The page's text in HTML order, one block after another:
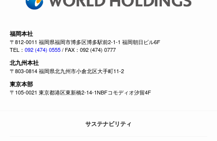
福岡本社
〒812-0011 福岡県福岡市博多区博多駅前2-1-1 福岡朝日ビル6F
TEL： 092 (474) 0555/ FAX：092 (474) 0777
北九州本社
〒803-0814 福岡県北九州市小倉北区大手町11-2
東京本部
〒105-0021 東京都港区東新橋2-14-1NBFコモディオ汐留4F
サステナビリティ